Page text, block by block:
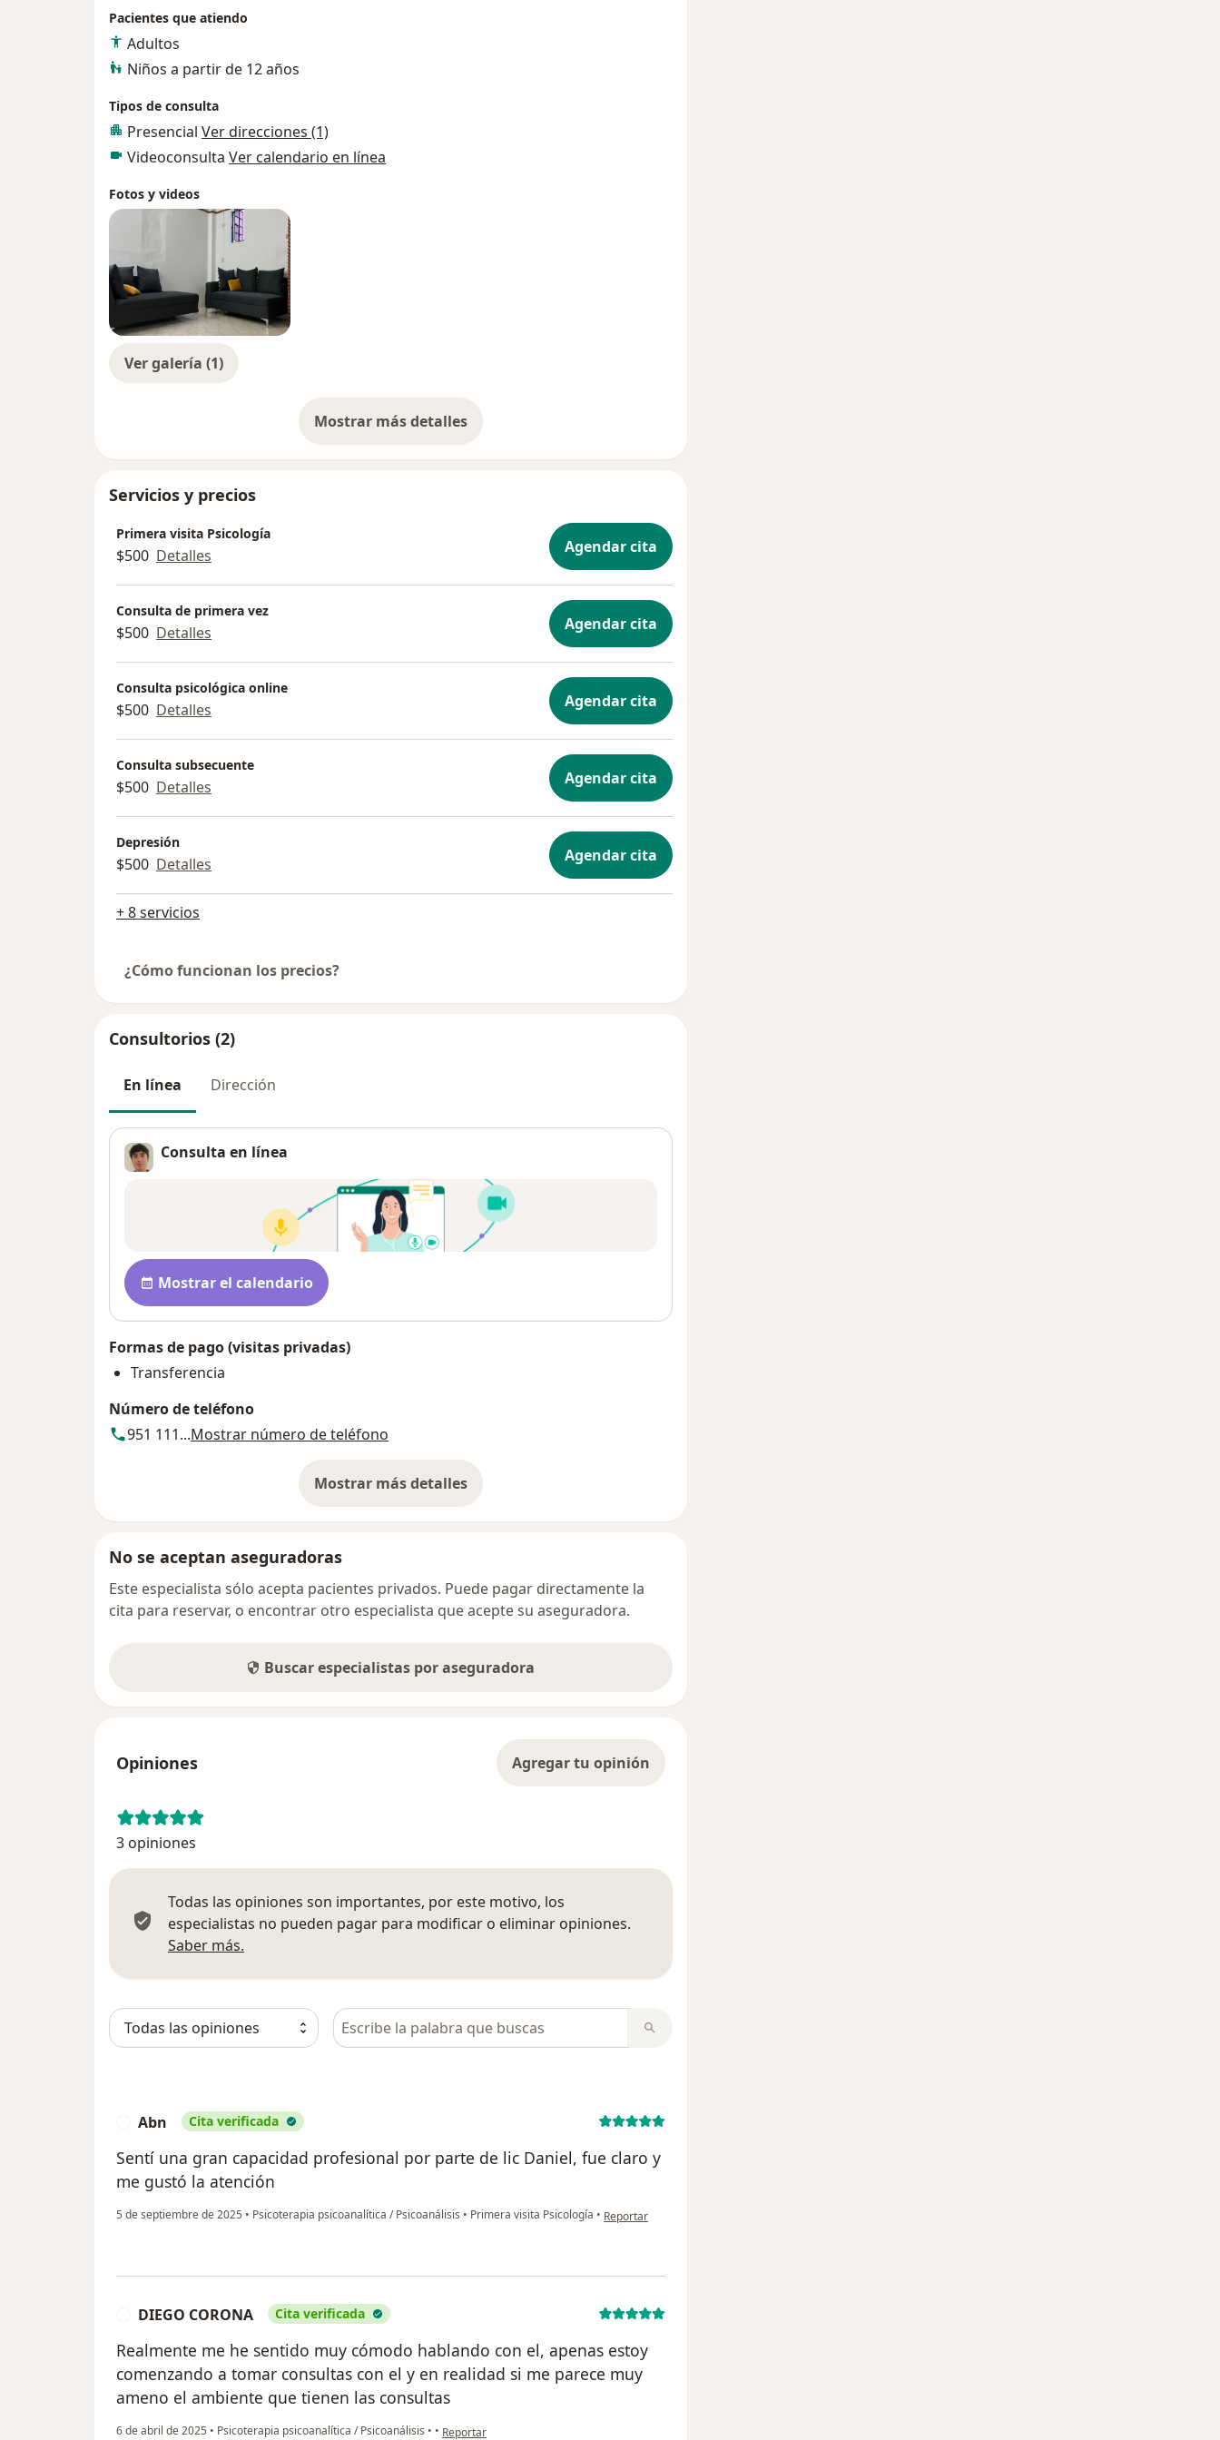
Pacientes que atiendo
Adultos
Niños a partir de 12 años
Tipos de consulta
Presencial Ver direcciones (1)
Videoconsulta Ver calendario en línea
Fotos y videos
Ver galería (1)
Mostrar más detalles
sobre la experiencia
Servicios y precios
Primera visita Psicología
$500 Detalles Agendar cita
Consulta de primera vez
$500 Detalles Agendar cita
Consulta psicológica online
$500 Detalles Agendar cita
Consulta subsecuente
$500 Detalles Agendar cita
Depresión
$500 Detalles Agendar cita
+ 8 servicios
¿Cómo funcionan los precios?
Consultorios (2)
En línea Dirección
Consulta en línea
Disponibilidad
Mostrar el calendario
Formas de pago (visitas privadas)
Transferencia
Número de teléfono
951 111...Mostrar número de teléfono
Mostrar más detalles
sobre la dirección
No se aceptan aseguradoras
Este especialista sólo acepta pacientes privados. Puede pagar directamente la
cita para reservar, o encontrar otro especialista que acepte su aseguradora.
Buscar especialistas por aseguradora
Opiniones Agregar tu opinión
3 opiniones
Todas las opiniones son importantes, por este motivo, los
especialistas no pueden pagar para modificar o eliminar opiniones.
Saber más.
Busca en opiniones
Abn Cita verificada
Sentí una gran capacidad profesional por parte de lic Daniel, fue claro y
me gustó la atención
5 de septiembre de 2025 • Psicoterapia psicoanalítica / Psicoanálisis • Primera visita Psicología • en opinión del usuario Abn
Reportar
DIEGO CORONA Cita verificada
Realmente me he sentido muy cómodo hablando con el, apenas estoy
comenzando a tomar consultas con el y en realidad si me parece muy
ameno el ambiente que tienen las consultas
6 de abril de 2025 • Psicoterapia psicoanalítica / Psicoanálisis • • en opinión del usuario DIEGO CORONA
Reportar